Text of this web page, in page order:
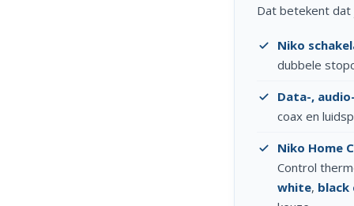
Dat betekent
Niko
dubbele
Data-,
coax en
Niko Home
Control
white, black